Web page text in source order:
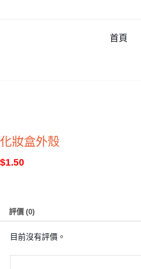
首頁
化妝盒外殼
$1.50
評價 (0)
目前沒有評價。